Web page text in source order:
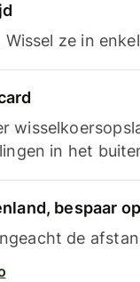
ze in
in het
bespaar
de